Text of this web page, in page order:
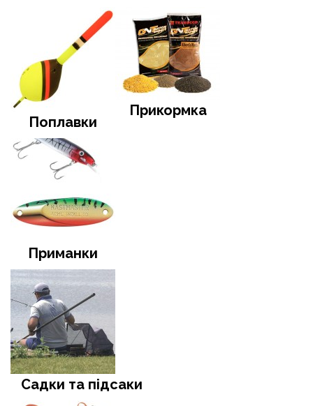
Поплавки
Прикормка
Приманки
Садки та підсаки